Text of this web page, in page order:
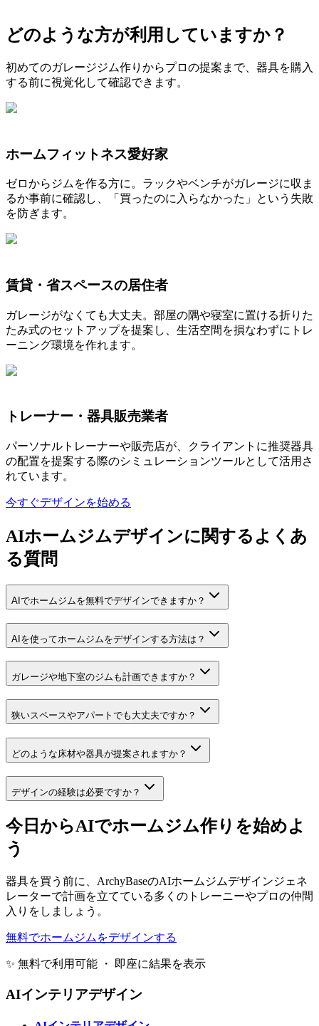
無料クレジットで開始
どのような方が利用していますか？
初めてのガレージジム作りからプロの提案まで、器具を購入
する前に視覚化して確認できます。
ホームフィットネス愛好家
ゼロからジムを作る方に。ラックやベンチがガレージに収ま
るか事前に確認し、「買ったのに入らなかった」という失敗
を防ぎます。
賃貸・省スペースの居住者
ガレージがなくても大丈夫。部屋の隅や寝室に置ける折りた
たみ式のセットアップを提案し、生活空間を損なわずにトレ
ーニング環境を作れます。
トレーナー・器具販売業者
パーソナルトレーナーや販売店が、クライアントに推奨器具
の配置を提案する際のシミュレーションツールとして活用さ
れています。
今すぐデザインを始める
AIホームジムデザインに関するよくあ
る質問
AIでホームジムを無料でデザインできますか？
AIを使ってホームジムをデザインする方法は？
ガレージや地下室のジムも計画できますか？
狭いスペースやアパートでも大丈夫ですか？
どのような床材や器具が提案されますか？
デザインの経験は必要ですか？
今日からAIでホームジム作りを始めよ
う
器具を買う前に、ArchyBaseのAIホームジムデザインジェネ
レーターで計画を立てている多くのトレーニーやプロの仲間
入りをしましょう。
無料でホームジムをデザインする
✨ 無料で利用可能 ・ 即座に結果を表示
AIインテリアデザイン